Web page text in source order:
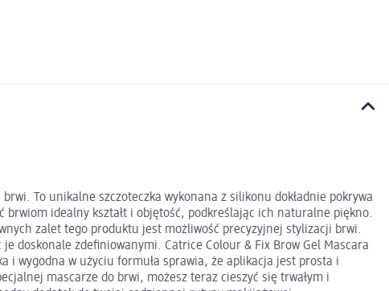
To unikalne szczoteczka wykonana z silikonu dokładnie pokrywa
idealny kształt i objętość, podkreślając ich naturalne piękno.
zalet tego produktu jest możliwość precyzyjnej stylizacji brwi.
doskonale zdefiniowanymi. Catrice Colour & Fix Brow Gel Mascara
i wygodna w użyciu formuła sprawia, że aplikacja jest prosta i
mascarze do brwi, możesz teraz cieszyć się trwałym i